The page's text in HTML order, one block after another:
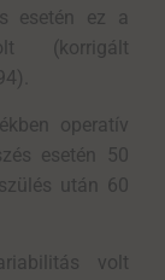
esetén ez a
(korrigált
operatív
esetén 50
után 60
volt